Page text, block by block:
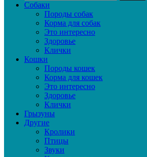
Собаки
Породы собак
Корма для собак
Это интересно
Здоровье
Клички
Кошки
Породы кошек
Корма для кошек
Это интересно
Здоровье
Клички
Грызуны
Другие
Кролики
Птицы
Звуки